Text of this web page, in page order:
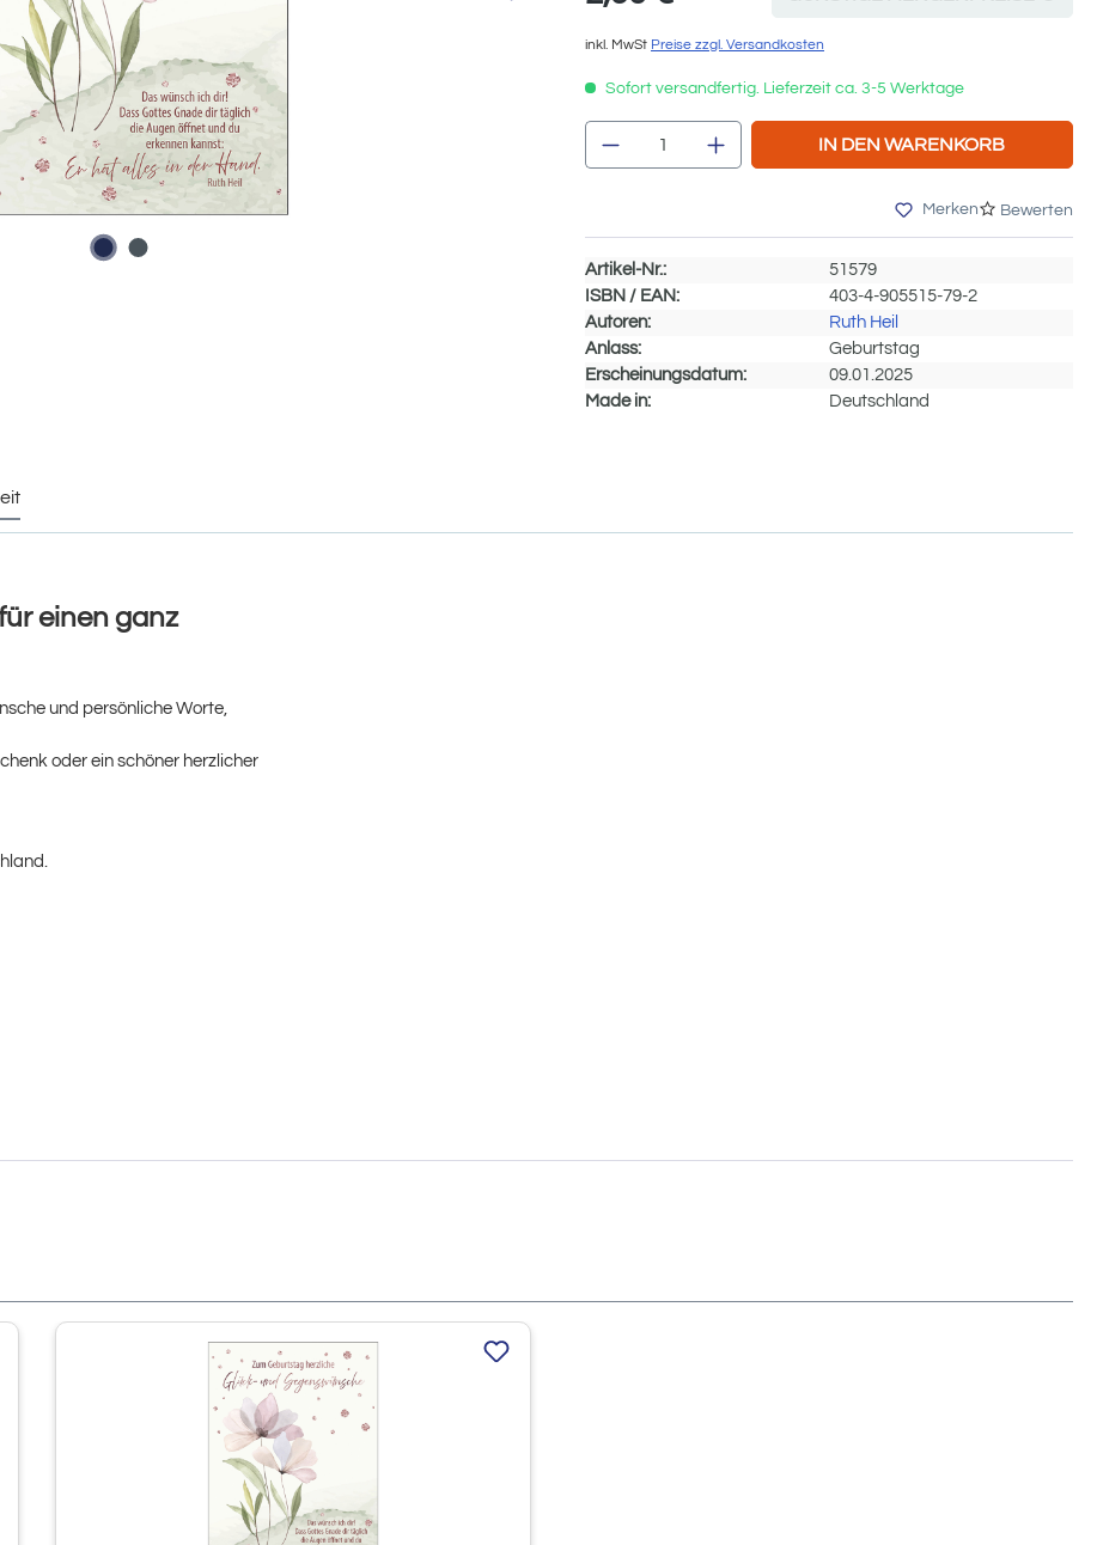
inkl. MwSt Preise zzgl. Versandkosten
Sofort versandfertig. Lieferzeit ca. 3-5 Werktage
Produkt Anzahl: Gib den gewünschten
IN DEN WARENKORB
Merken Bewerten
Artikel-Nr.:
51579
ISBN / EAN:
403-4-905515-79-2
Autoren:
Ruth Heil
Anlass:
Geburtstag
Erscheinungsdatum:
09.01.2025
Made in:
Deutschland
einen ganz
und persönliche Worte,
oder ein schöner herzlicher